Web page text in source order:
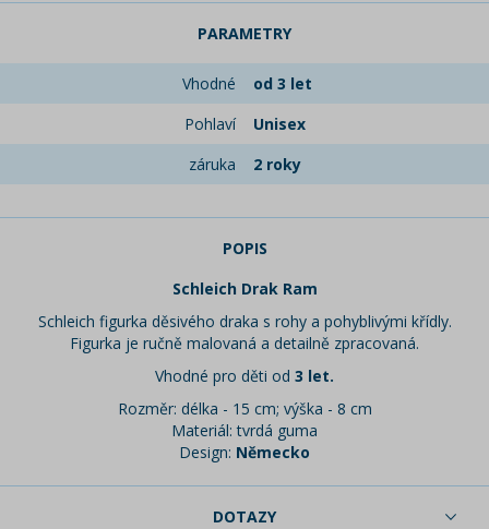
PARAMETRY
Vhodné
od 3 let
Pohlaví
Unisex
záruka
2 roky
POPIS
Schleich Drak Ram
Schleich figurka děsivého draka s rohy a pohyblivými křídly.
Figurka je ručně malovaná a detailně zpracovaná.
Vhodné pro děti od 3 let.
Rozměr: délka - 15 cm; výška - 8 cm
Materiál: tvrdá guma
Design: Německo
DOTAZY